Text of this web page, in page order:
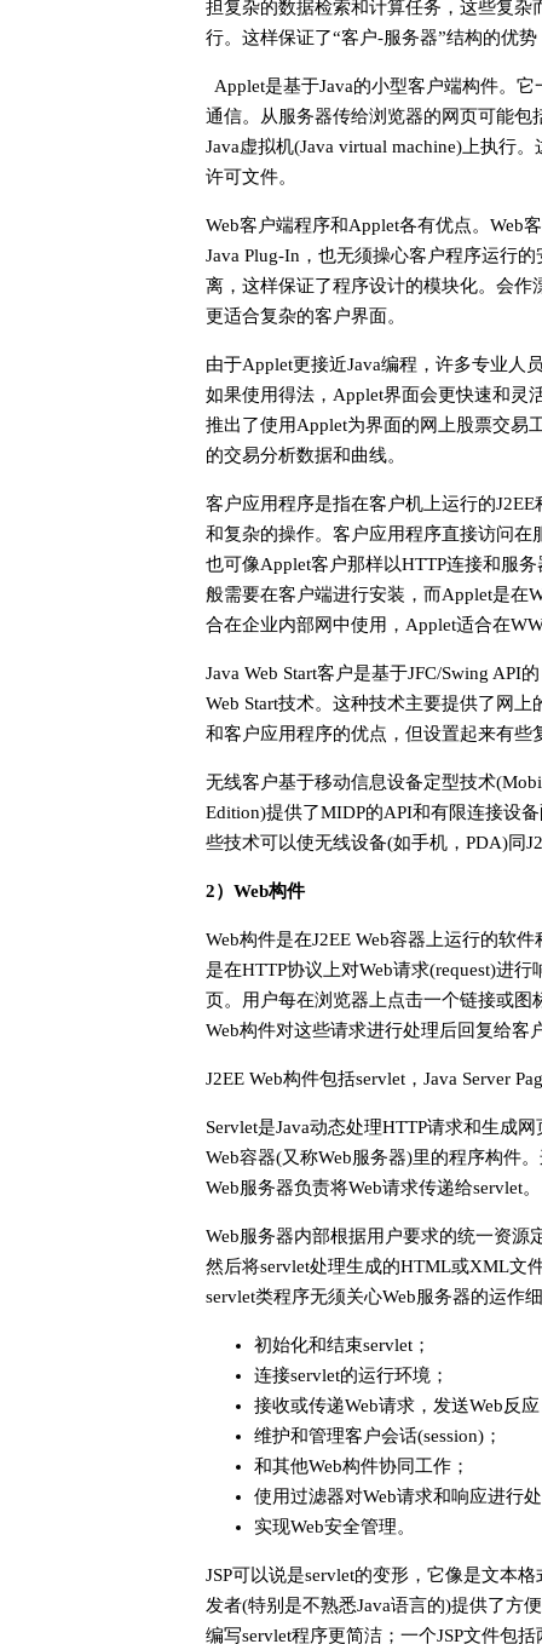
担复杂的数据检索和计算任务，这些复杂
行。这样保证了“客户-服务器”结构的优
Applet是基于Java的小型客户端构件。
通信。从服务器传给浏览器的网页可能
Java虚拟机(Java virtual machine)上执行
许可文件。
Web客户端程序和Applet各有优点。Web
Java Plug-In，也无须操心客户程序运行
离，这样保证了程序设计的模块化。会作
更适合复杂的客户界面。
由于Applet更接近Java编程，许多专业人
如果使用得法，Applet界面会更快速和灵
推出了使用Applet为界面的网上股票交易
的交易分析数据和曲线。
客户应用程序是指在客户机上运行的
和复杂的操作。客户应用程序直接访问在
也可像Applet客户那样以HTTP连接和服
般需要在客户端进行安装，而Applet是在
合在企业内部网中使用，Applet适合在
Java Web Start客户是基于JFC/Swing API
Web Start技术。这种技术主要提供了网
和客户应用程序的优点，但设置起来有些
无线客户基于移动信息设备定型技术
Edition)提供了MIDP的API和有限连接设
些技术可以使无线设备(如手机，PDA)同
2）Web构件
Web构件是在J2EE Web容器上运行的软
是在HTTP协议上对Web请求(request)进
页。用户每在浏览器上点击一个链接或图
Web构件对这些请求进行处理后回复给
J2EE Web构件包括servlet，Java Server
Servlet是Java动态处理HTTP请求和生成
Web容器(又称Web服务器)里的程序构件
Web服务器负责将Web请求传递给servlet。
Web服务器内部根据用户要求的统一资源
然后将servlet处理生成的HTML或XML文
servlet类程序无须关心Web服务器的运作
初始化和结束servlet；
连接servlet的运行环境；
接收或传递Web请求，发送Web反
维护和管理客户会话(session)；
和其他Web构件协同工作；
使用过滤器对Web请求和响应进行
实现Web安全管理。
JSP可以说是servlet的变形，它像是文本
发者(特别是不熟悉Java语言的)提供了方
编写servlet程序更简洁；一个JSP文件包